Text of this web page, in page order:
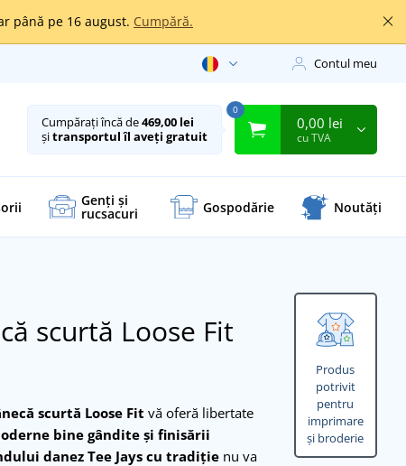
până pe 16 august. Cumpără.
Contul meu
Cumpărați încă de469,00 lei
șitransportul îl aveți gratuit
0
0,00 lei
cu TVA
Genți și
rucsacuri Gospodărie Noutăți
Produs
potrivit
pentru
imprimare
și broderie
scurtă Loose Fit
scurtă Loose Fit vă oferă libertate
bine gândite și finisării
danez Tee Jays cu tradiție nu va